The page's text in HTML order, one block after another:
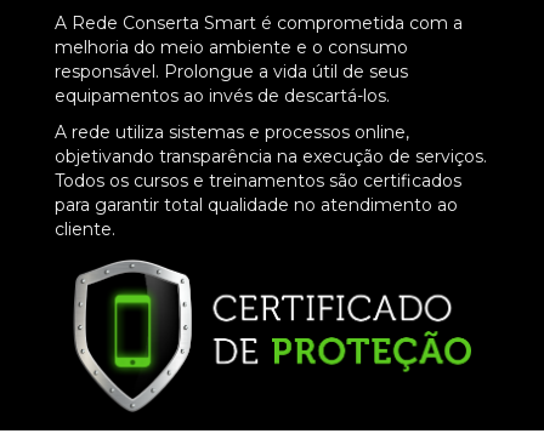
A Rede Conserta Smart é comprometida com a
melhoria do meio ambiente e o consumo
responsável. Prolongue a vida útil de seus
equipamentos ao invés de descartá-los.
A rede utiliza sistemas e processos online,
objetivando transparência na execução de serviços.
Todos os cursos e treinamentos são certificados
para garantir total qualidade no atendimento ao
cliente.